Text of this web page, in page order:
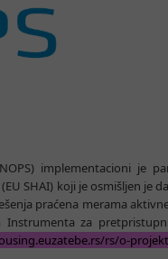
implementacioni je
SHAI) koji je osmišljen je
praćena merama
za
rs/o-